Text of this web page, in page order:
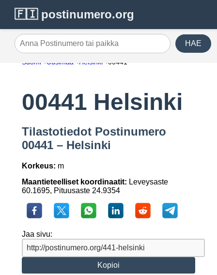
🇫🇮 postinumero.org
Anna Postinumero tai paikka HAE
Suomi Uusimaa Helsinki 00441
00441 Helsinki
Tilastotiedot Postinumero
00441 – Helsinki
Korkeus: m
Maantieteelliset koordinaatit: Leveysaste
60.1695, Pituusaste 24.9354
Jaa sivu:
Kopioi